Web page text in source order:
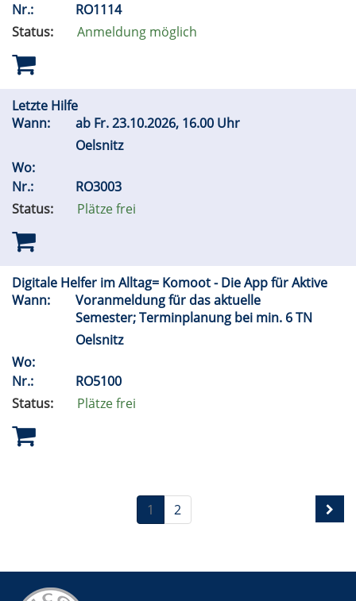
Nr.:
RO1114
Status:
Anmeldung möglich
Letzte Hilfe
Wann:
ab Fr.23.10.2026, 16.00 Uhr
Oelsnitz
Wo:
Nr.:
RO3003
Status:
Plätze frei
Digitale Helfer im Alltag= Komoot - Die App für Aktive
Wann:
Voranmeldung für das aktuelle
Semester; Terminplanung bei min. 6 TN
Oelsnitz
Wo:
Nr.:
RO5100
Status:
Plätze frei
1 2